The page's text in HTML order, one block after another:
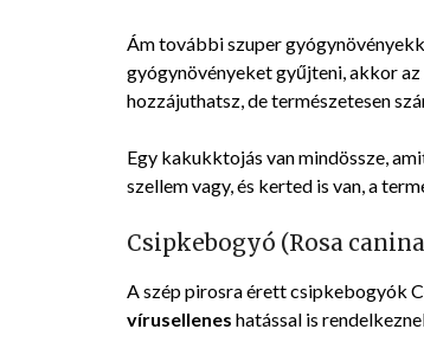
Ám további szuper
gyógynövényeket gyűjteni, akkor
hozzájuthatsz, de természetesen
Egy kakukktojás van mindössze,
szellem vagy, és kerted is van, a
Csipkebogyó (Rosa
A szép pirosra érett csipkebogyók
vírusellenes hatással is